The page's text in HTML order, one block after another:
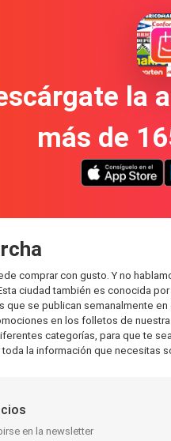
la
más de
comprar con gusto. Y no
ciudad también es conocida
se publican semanalmente
en los folletos de
categorías, para que te
la información que
en la newsletter